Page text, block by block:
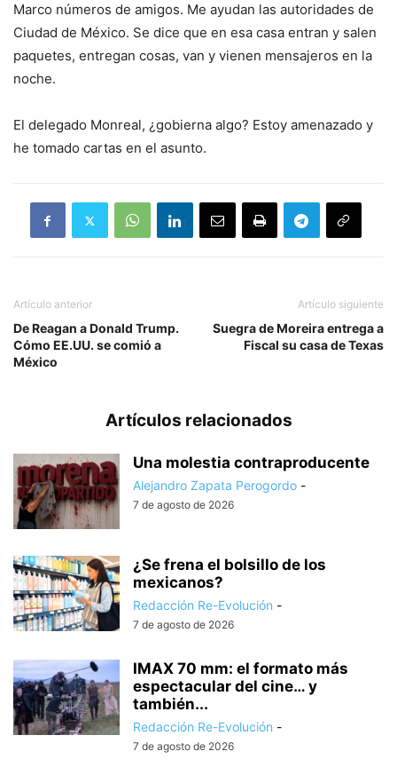
Marco números de amigos. Me ayudan las autoridades de
Ciudad de México. Se dice que en esa casa entran y salen
paquetes, entregan cosas, van y vienen mensajeros en la
noche.
El delegado Monreal, ¿gobierna algo? Estoy amenazado y
he tomado cartas en el asunto.
Artículo anterior
De Reagan a Donald Trump.
Cómo EE.UU. se comió a
México
Artículo siguiente
Suegra de Moreira entrega a
Fiscal su casa de Texas
Artículos relacionados
Una molestia contraproducente
Alejandro Zapata Perogordo -
7 de agosto de 2026
¿Se frena el bolsillo de los
mexicanos?
Redacción Re-Evolución -
7 de agosto de 2026
IMAX 70 mm: el formato más
espectacular del cine… y
también...
Redacción Re-Evolución -
7 de agosto de 2026